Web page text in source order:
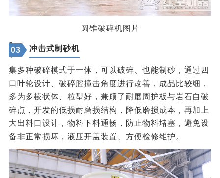
圆锥破碎机图片
03 冲击式制砂机
集多种破碎模式于一体，可以破碎、也能制砂，通过四
口叶轮设计、破碎腔撞击角度进行改善，成品比较细，
多为多棱状体、粒型好，兼顾了耐磨周护板与岩石自破
碎点，开发的低损耐磨损结构，降低磨损成本，再加上
大出料口设计，物料下料通畅，防止物料堵塞，避免设
备非正常损坏，液压开盖装置、方便检修维护。